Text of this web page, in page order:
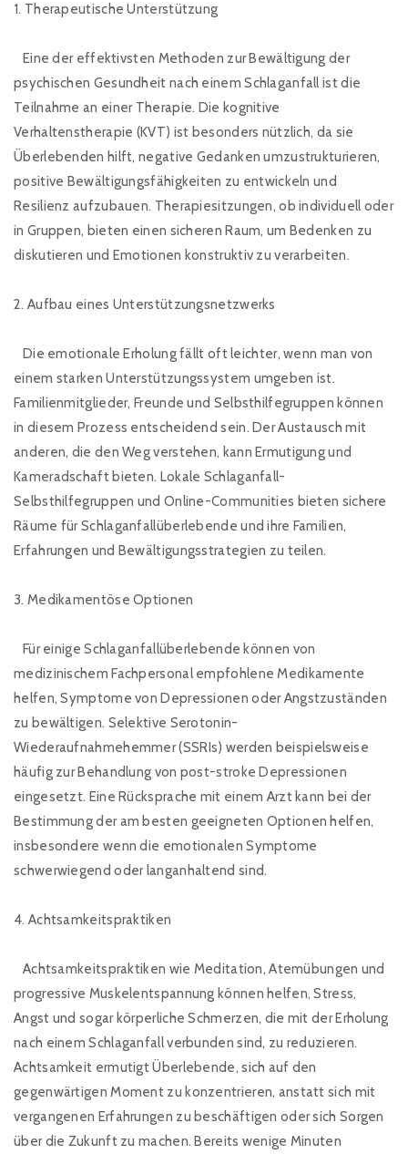
1. Therapeutische Unterstützung
Eine der effektivsten Methoden zur Bewältigung der
psychischen Gesundheit nach einem Schlaganfall ist die
Teilnahme an einer Therapie. Die kognitive
Verhaltenstherapie (KVT) ist besonders nützlich, da sie
Überlebenden hilft, negative Gedanken umzustrukturieren,
positive Bewältigungsfähigkeiten zu entwickeln und
Resilienz aufzubauen. Therapiesitzungen, ob individuell oder
in Gruppen, bieten einen sicheren Raum, um Bedenken zu
diskutieren und Emotionen konstruktiv zu verarbeiten.
2. Aufbau eines Unterstützungsnetzwerks
Die emotionale Erholung fällt oft leichter, wenn man von
einem starken Unterstützungssystem umgeben ist.
Familienmitglieder, Freunde und Selbsthilfegruppen können
in diesem Prozess entscheidend sein. Der Austausch mit
anderen, die den Weg verstehen, kann Ermutigung und
Kameradschaft bieten. Lokale Schlaganfall-
Selbsthilfegruppen und Online-Communities bieten sichere
Räume für Schlaganfallüberlebende und ihre Familien,
Erfahrungen und Bewältigungsstrategien zu teilen.
3. Medikamentöse Optionen
Für einige Schlaganfallüberlebende können von
medizinischem Fachpersonal empfohlene Medikamente
helfen, Symptome von Depressionen oder Angstzuständen
zu bewältigen. Selektive Serotonin-
Wiederaufnahmehemmer (SSRIs) werden beispielsweise
häufig zur Behandlung von post-stroke Depressionen
eingesetzt. Eine Rücksprache mit einem Arzt kann bei der
Bestimmung der am besten geeigneten Optionen helfen,
insbesondere wenn die emotionalen Symptome
schwerwiegend oder langanhaltend sind.
4. Achtsamkeitspraktiken
Achtsamkeitspraktiken wie Meditation, Atemübungen und
progressive Muskelentspannung können helfen, Stress,
Angst und sogar körperliche Schmerzen, die mit der Erholung
nach einem Schlaganfall verbunden sind, zu reduzieren.
Achtsamkeit ermutigt Überlebende, sich auf den
gegenwärtigen Moment zu konzentrieren, anstatt sich mit
vergangenen Erfahrungen zu beschäftigen oder sich Sorgen
über die Zukunft zu machen. Bereits wenige Minuten